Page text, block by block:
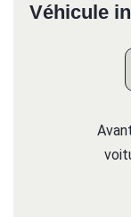
Véhicule